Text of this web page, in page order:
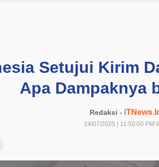
Setujui Kirim
Apa Dampaknya
Redaksi -
24/07/2025 | 11:50:00 PM